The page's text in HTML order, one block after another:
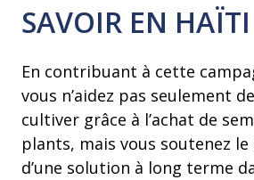
SAVOIR EN HAÏTI
En contribuant à cette
vous n’aidez pas seulement
cultiver grâce à l’achat de
plants, mais vous soutenez
d’une solution à long terme